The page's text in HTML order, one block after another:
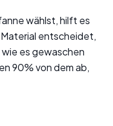
wählst, hilft es
entscheidet,
es gewaschen
90% von dem ab,